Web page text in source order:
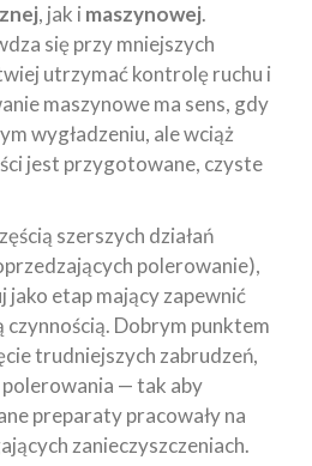
, jak i maszynowej.
się przy mniejszych
utrzymać kontrolę ruchu i
maszynowe ma sens, gdy
wygładzeniu, ale wciąż
jest przygotowane, czyste
szerszych działań
polerowanie),
etap mający zapewnić
czynnością. Dobrym punktem
trudniejszych zabrudzeń,
— tak aby
preparaty pracowały na
zanieczyszczeniach.